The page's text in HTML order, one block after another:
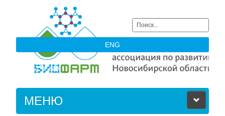
Искать...
ENG
МЕНЮ